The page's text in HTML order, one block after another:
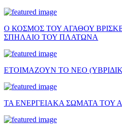
Ο ΚΟΣΜΟΣ ΤΟΥ ΑΓΑΘΟΥ
ΣΠΗΛΑΙΟ ΤΟΥ ΠΛΑΤΩΝΑ
ΕΤΟΙΜΑΖΟΥΝ ΤΟ ΝΕΟ
ΤΑ ΕΝΕΡΓΕΙΑΚΑ ΣΩΜΑΤΑ ΤΟΥ